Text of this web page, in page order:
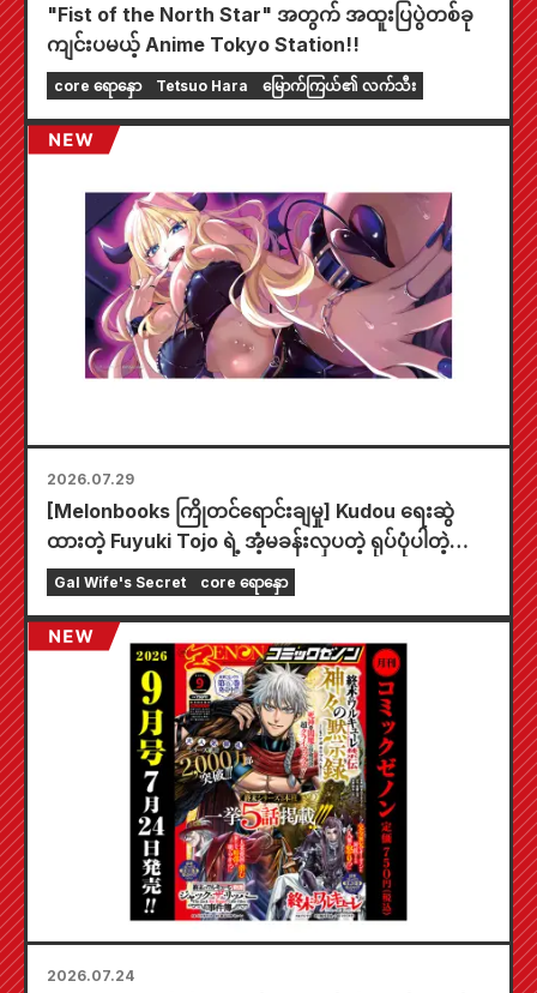
"Fist of the North Star" အတွက် အထူးပြပွဲတစ်ခု
ကျင်းပမယ့် Anime Tokyo Station!!
core ရောနှော Tetsuo Hara မြောက်ကြယ်၏ လက်သီး
2026.07.29
[Melonbooks ကြိုတင်ရောင်းချမှု] Kudou ရေးဆွဲ
ထားတဲ့ Fuyuki Tojo ရဲ့ အံ့မခန်းလှပတဲ့ ရုပ်ပုံပါတဲ့
အထူးကစားခုံတစ်ခုပါဝင်တဲ့ အကန့်အသတ်ထုတ် အစုံ
အတွက် ကြိုတင်မှာယူနိုင်ပါပြီ။ "The Secret of the
Gal Bride" ရဲ့ နောက်ဆုံးထွက် အတွဲ ၆ ကို
အောက်တိုဘာလ ၂၀ ရက်နေ့မှာ ဖြန့်ချိဖို့ စီစဉ်ထားပါ
Gal Wife's Secret core ရောနှော
2026.07.24